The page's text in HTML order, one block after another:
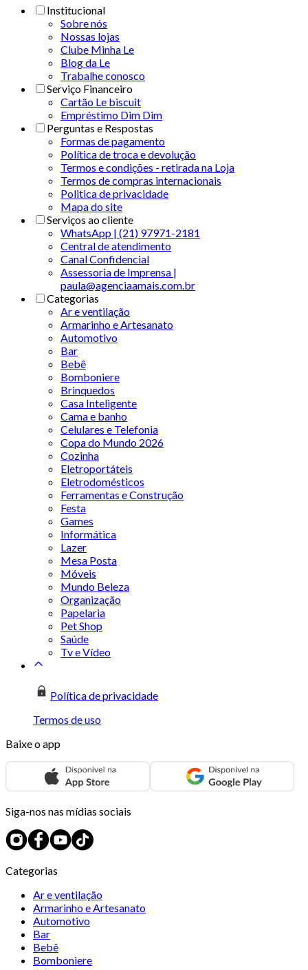
Institucional
Sobre nós
Nossas lojas
Clube Minha Le
Blog da Le
Trabalhe conosco
Serviço Financeiro
Cartão Le biscuit
Empréstimo Dim Dim
Perguntas e Respostas
Formas de pagamento
Política de troca e devolução
Termos e condições - retirada na Loja
Termos de compras internacionais
Politica de privacidade
Mapa do site
Serviços ao cliente
WhatsApp | (21) 97971-2181
Central de atendimento
Canal Confidencial
Assessoria de Imprensa |
paula@agenciaamais.com.br
Categorias
Ar e ventilação
Armarinho e Artesanato
Automotivo
Bar
Bebê
Bomboniere
Brinquedos
Casa Inteligente
Cama e banho
Celulares e Telefonia
Copa do Mundo 2026
Cozinha
Eletroportáteis
Eletrodomésticos
Ferramentas e Construção
Festa
Games
Informática
Lazer
Mesa Posta
Móveis
Mundo Beleza
Organização
Papelaria
Pet Shop
Saúde
Tv e Vídeo
Política de privacidade
Termos de uso
Baixe o app
Siga-nos nas mídias sociais
Categorias
Ar e ventilação
Armarinho e Artesanato
Automotivo
Bar
Bebê
Bomboniere